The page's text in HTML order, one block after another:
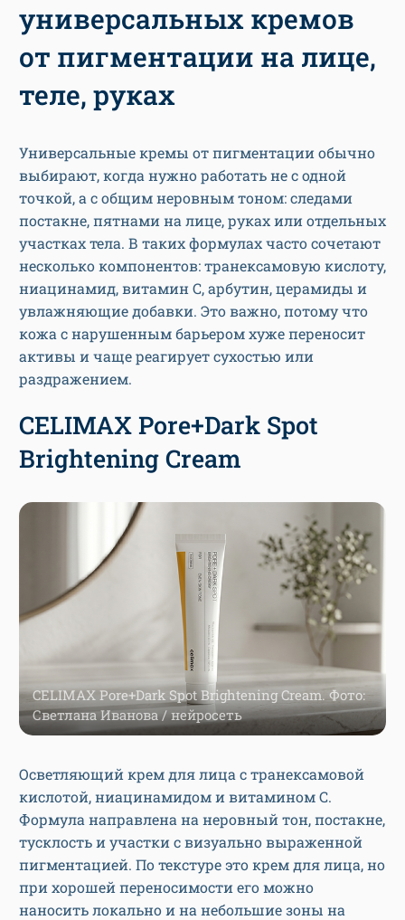
универсальных кремов
от пигментации на лице,
теле, руках
Универсальные кремы от пигментации обычно
выбирают, когда нужно работать не с одной
точкой, а с общим неровным тоном: следами
постакне, пятнами на лице, руках или отдельных
участках тела. В таких формулах часто сочетают
несколько компонентов: транексамовую кислоту,
ниацинамид, витамин C, арбутин, церамиды и
увлажняющие добавки. Это важно, потому что
кожа с нарушенным барьером хуже переносит
активы и чаще реагирует сухостью или
раздражением.
CELIMAX Pore+Dark Spot
Brightening Cream
CELIMAX Pore+Dark Spot Brightening Cream. Фото:
Светлана Иванова / нейросеть
Осветляющий крем для лица с транексамовой
кислотой, ниацинамидом и витамином C.
Формула направлена на неровный тон, постакне,
тусклость и участки с визуально выраженной
пигментацией. По текстуре это крем для лица, но
при хорошей переносимости его можно
наносить локально и на небольшие зоны на